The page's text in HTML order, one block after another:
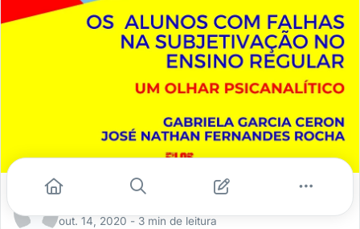
out. 14, 2020 - 3 min de leitura